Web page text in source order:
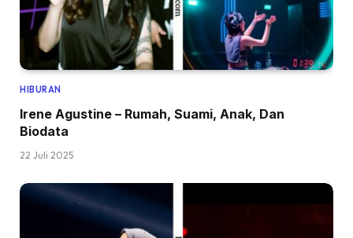
HIBURAN
Irene Agustine – Rumah, Suami, Anak, Dan
Biodata
22 Juli 2025